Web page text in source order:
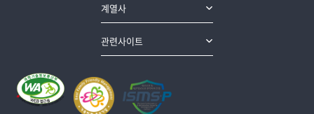
계열사
관련사이트